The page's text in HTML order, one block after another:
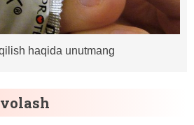
haqida unutmang